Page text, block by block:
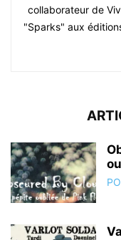
collaborateur de
"Sparks" aux